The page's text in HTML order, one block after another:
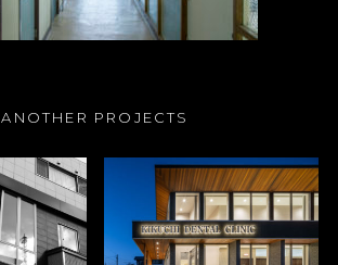
ANOTHER PROJECTS